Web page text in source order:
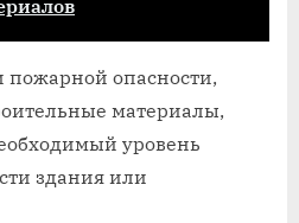
пожарной опасности,
материалы,
уровень
здания или